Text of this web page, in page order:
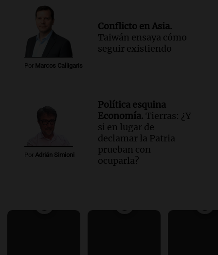
Por Marcos Calligaris
Conflicto en Asia.
Taiwán ensaya cómo
seguir existiendo
Por Adrián Simioni
Política esquina
Economía. Tierras: ¿Y
si en lugar de
declamar la Patria
prueban con
ocuparla?